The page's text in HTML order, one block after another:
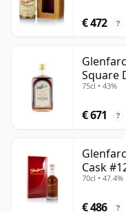
€ 472 ?
Square
75cl • 43%
€ 671 ?
Cask
70cl • 47.4%
€ 486 ?